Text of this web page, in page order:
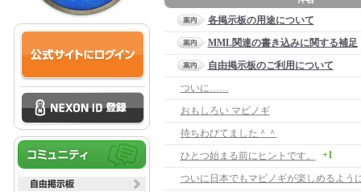
各掲示板の用途について
MML関連の書き込みに関する補足
自由掲示板のご利用について
ついに……
おもしろい マビノギ
待ちわびてました＾＾
ひとつ始まる前にヒントです。
+1